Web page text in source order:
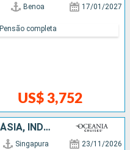
Benoa 17/01/2027
US$ 3,752
Pensão completa
SINGAPURA, TAILÃNDIA, MALÁSIA, INDONESIA
Singapura 23/11/2026